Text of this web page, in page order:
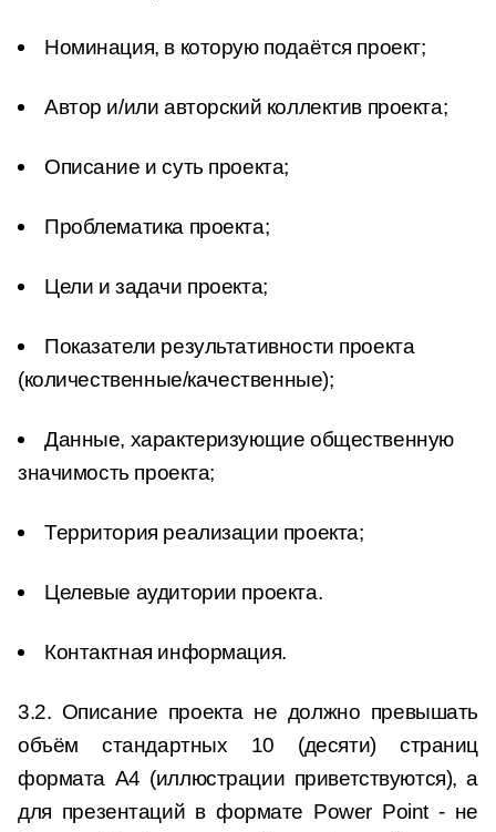
Номинация, в которую подаётся проект;
Автор и/или авторский коллектив проекта;
Описание и суть проекта;
Проблематика проекта;
Цели и задачи проекта;
Показатели результативности проекта
(количественные/качественные);
Данные, характеризующие общественную
значимость проекта;
Территория реализации проекта;
Целевые аудитории проекта.
Контактная информация.
3.2. Описание проекта не должно превышать
объём стандартных 10 (десяти) страниц
формата А4 (иллюстрации приветствуются), а
для презентаций в формате Power Point - не